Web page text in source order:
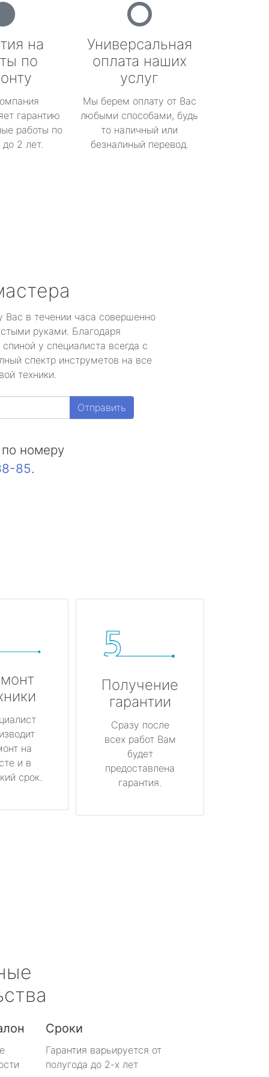
на
по
гарантию
работы по
2 лет.
Универсальная
оплата наших
услуг
Мы берем оплату от Вас
любыми способами, будь
то наличный или
безналиный перевод.
Вас в течении часа совершенно
руками. Благодаря
у специалиста всегда с
спектр инструметов на все
техники.
Отправить
номеру
85.
на
и в
срок.
Получение
гарантии
Сразу после
всех работ Вам
будет
предоставлена
гарантия.
Сроки
Гарантия варьируется от
полугода до 2-х лет